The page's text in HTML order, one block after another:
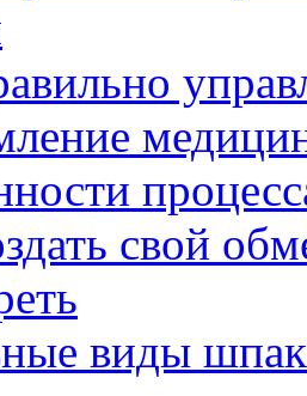
свой
виды